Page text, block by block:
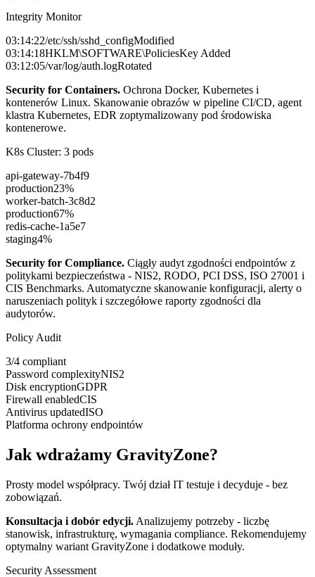
Integrity Monitor
03:14:22/etc/ssh/sshd_configModified
03:14:18HKLM\SOFTWARE\PoliciesKey Added
03:12:05/var/log/auth.logRotated
Security for Containers. Ochrona Docker, Kubernetes i
kontenerów Linux. Skanowanie obrazów w pipeline CI/CD, agent
klastra Kubernetes, EDR zoptymalizowany pod środowiska
kontenerowe.
K8s Cluster: 3 pods
api-gateway-7b4f9
production23%
worker-batch-3c8d2
production67%
redis-cache-1a5e7
staging4%
Security for Compliance. Ciągły audyt zgodności endpointów z
politykami bezpieczeństwa - NIS2, RODO, PCI DSS, ISO 27001 i
CIS Benchmarks. Automatyczne skanowanie konfiguracji, alerty o
naruszeniach polityk i szczegółowe raporty zgodności dla
audytorów.
Policy Audit
3/4 compliant
Password complexityNIS2
Disk encryptionGDPR
Firewall enabledCIS
Antivirus updatedISO
Platforma ochrony endpointów
Jak wdrażamy GravityZone?
Prosty model współpracy. Twój dział IT testuje i decyduje - bez
zobowiązań.
Konsultacja i dobór edycji. Analizujemy potrzeby - liczbę
stanowisk, infrastrukturę, wymagania compliance. Rekomendujemy
optymalny wariant GravityZone i dodatkowe moduły.
Security Assessment